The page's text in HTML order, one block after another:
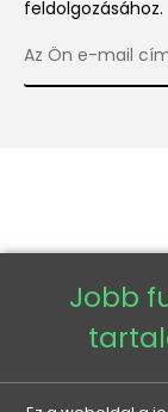
feldolgozásához.
Jobb